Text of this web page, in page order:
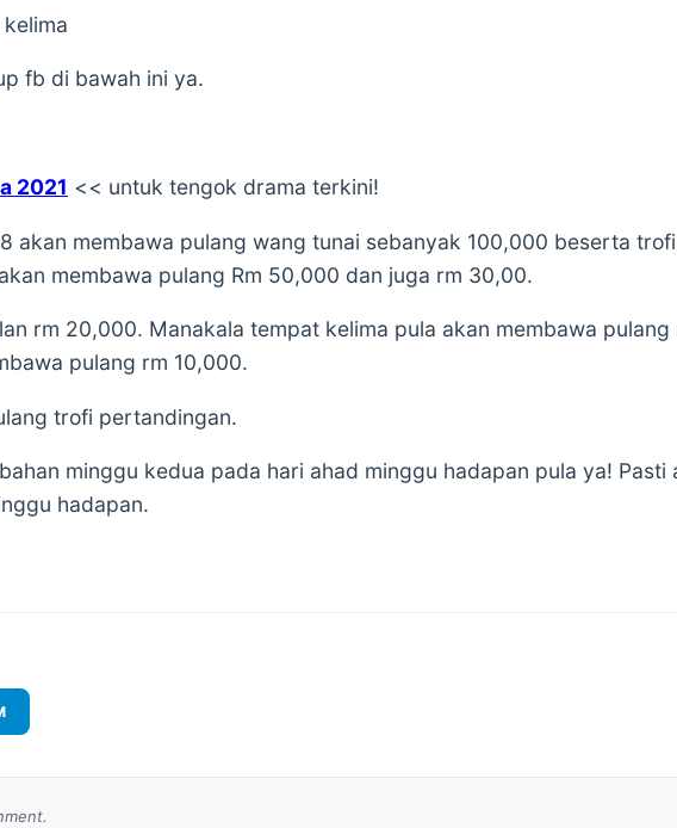
fb di bawah ini ya.
2021 << untuk tengok drama terkini!
akan membawa pulang wang tunai sebanyak 100,000 beserta trofi
membawa pulang Rm 50,000 dan juga rm 30,00.
rm 20,000. Manakala tempat kelima pula akan membawa pulang
pulang rm 10,000.
trofi pertandingan.
minggu kedua pada hari ahad minggu hadapan pula ya! Pasti
hadapan.